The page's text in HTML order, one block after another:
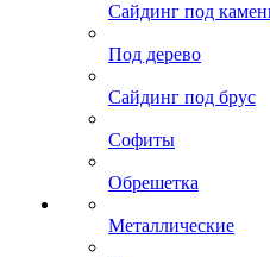
Сайдинг под
Под дерево
Сайдинг под брус
Софиты
Обрешетка
Металлические